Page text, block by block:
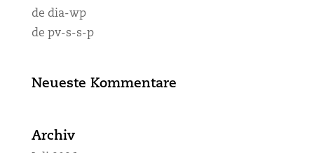
de dia-wp
de pv-s-s-p
Neueste Kommentare
Archiv